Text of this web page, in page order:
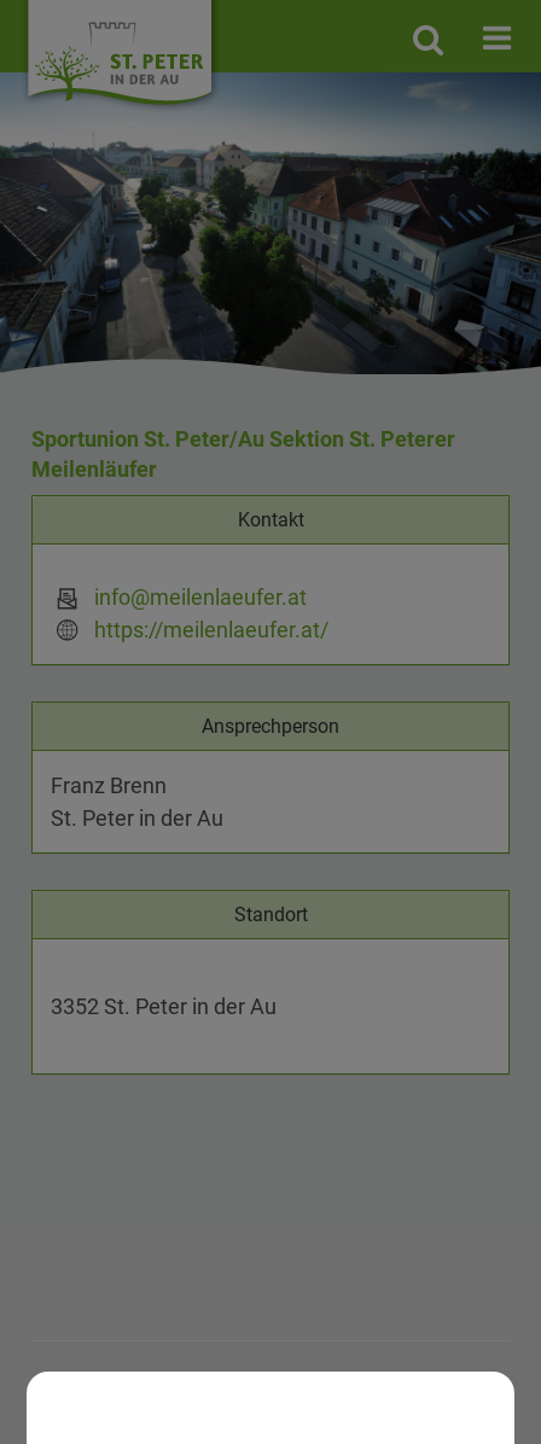
Site
search
toggle
Sportunion St. Peter/Au Sektion St. Peterer
Meilenläufer
Kontakt
info@meilenlaeufer.at
https://meilenlaeufer.at/
Ansprechperson
Franz Brenn
St. Peter in der Au
Standort
3352 St. Peter in der Au